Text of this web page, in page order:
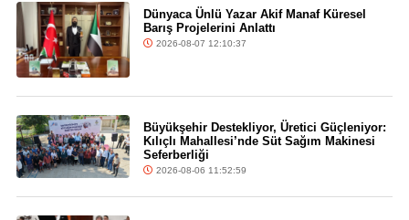
Dünyaca Ünlü Yazar Akif Manaf Küresel
Barış Projelerini Anlattı
2026-08-07 12:10:37
Büyükşehir Destekliyor, Üretici Güçleniyor:
Kılıçlı Mahallesi’nde Süt Sağım Makinesi
Seferberliği
2026-08-06 11:52:59